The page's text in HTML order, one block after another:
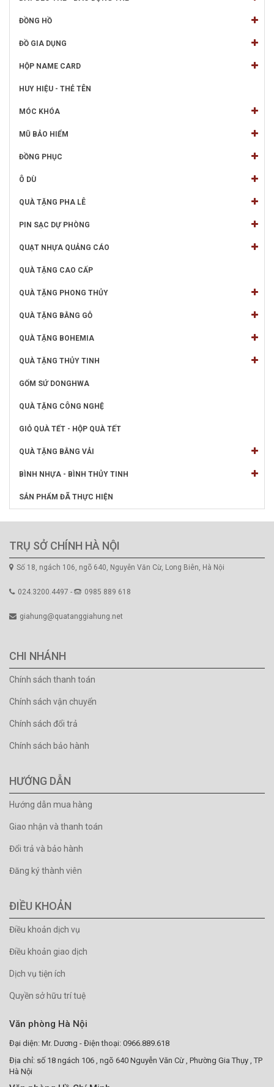
ĐỒNG HỒ
ĐỒ GIA DỤNG
HỘP NAME CARD
HUY HIỆU - THẺ TÊN
MÓC KHÓA
MŨ BẢO HIỂM
ĐỒNG PHỤC
Ô DÙ
QUÀ TẶNG PHA LÊ
PIN SẠC DỰ PHÒNG
QUẠT NHỰA QUẢNG CÁO
QUÀ TẶNG CAO CẤP
QUÀ TẶNG PHONG THỦY
QUÀ TẶNG BẰNG GỖ
QUÀ TẶNG BOHEMIA
QUÀ TẶNG THỦY TINH
GỐM SỨ DONGHWA
QUÀ TẶNG CÔNG NGHỆ
GIỎ QUÀ TẾT - HỘP QUÀ TẾT
QUÀ TẶNG BẰNG VẢI
BÌNH NHỰA - BÌNH THỦY TINH
SẢN PHẨM ĐÃ THỰC HIỆN
TRỤ SỞ CHÍNH HÀ NỘI
Số 18, ngách 106, ngõ 640, Nguyễn Văn Cừ, Long Biên, Hà Nội
024.3200.4497 - 0985 889 618
giahung@quatanggiahung.net
CHI NHÁNH
Chính sách thanh toán
Chính sách vận chuyển
Chính sách đổi trả
Chính sách bảo hành
HƯỚNG DẪN
Hướng dẫn mua hàng
Giao nhận và thanh toán
Đổi trả và bảo hành
Đăng ký thành viên
ĐIỀU KHOẢN
Điều khoản dịch vụ
Điều khoản giao dịch
Dịch vụ tiện ích
Quyền sở hữu trí tuệ
Văn phòng Hà Nội
Đại diện: Mr. Dương - Điện thoại: 0966.889.618
Địa chỉ: số 18 ngách 106 , ngõ 640 Nguyễn Văn Cừ , Phường Gia Thụy , TP
Hà Nội